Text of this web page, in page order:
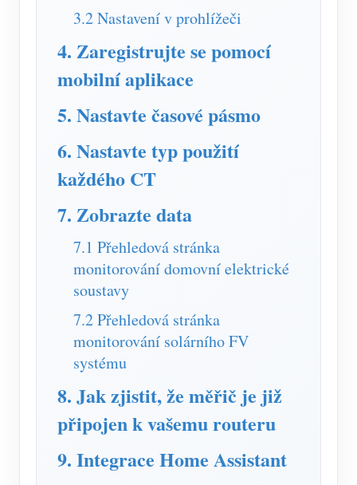
Systém energetického předpovídání a simulace
Aplikace
Monitor energie solárního FV systému
Monitor spotřeby elektřiny
Řídicí systém PV ohřívače
Automatizace domácnosti
Ukládat
Zdroje
Rychlý start produktu
Dokument
Výukové video
FAQ
Zprávy
Blogy
Společenství
Vývojář
Prozkoumat
Program odměn
Kontakt
O nás
3.2 Nastavení v prohlížeči
4. Zaregistrujte se pomocí
mobilní aplikace
5. Nastavte časové pásmo
6. Nastavte typ použití
každého CT
7. Zobrazte data
7.1 Přehledová stránka
monitorování domovní elektrické
soustavy
7.2 Přehledová stránka
monitorování solárního FV
systému
8. Jak zjistit, že měřič je již
připojen k vašemu routeru
9. Integrace Home Assistant